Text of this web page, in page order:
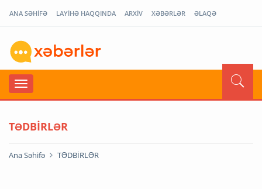
ANA SƏHİFƏ LAYİHƏ HAQQINDA ARXİV XƏBƏRLƏR ƏLAQƏ
TƏDBİRLƏR
Ana Səhifə TƏDBİRLƏR